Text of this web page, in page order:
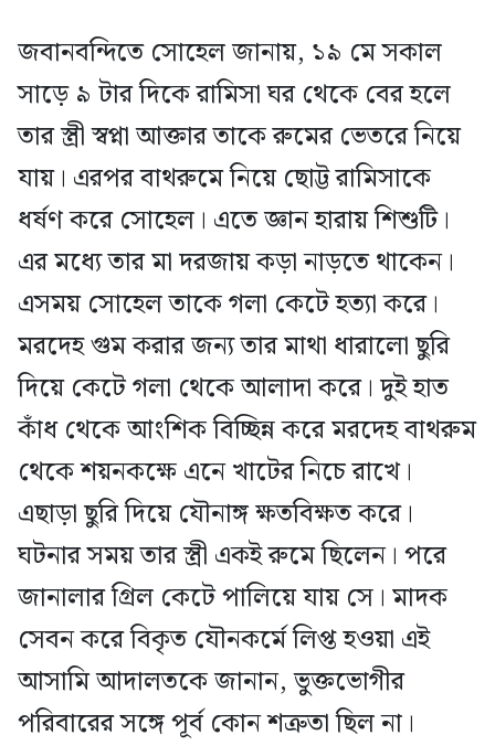
জবানবন্দিতে সোহেল জানায়, ১৯ মে সকাল
সাড়ে ৯ টার দিকে রামিসা ঘর থেকে বের হলে
তার স্ত্রী স্বপ্না আক্তার তাকে রুমের ভেতরে নিয়ে
যায়। এরপর বাথরুমে নিয়ে ছোট্ট রামিসাকে
ধর্ষণ করে সোহেল। এতে জ্ঞান হারায় শিশুটি।
এর মধ্যে তার মা দরজায় কড়া নাড়তে থাকেন।
এসময় সোহেল তাকে গলা কেটে হত্যা করে।
মরদেহ গুম করার জন্য তার মাথা ধারালো ছুরি
দিয়ে কেটে গলা থেকে আলাদা করে। দুই হাত
কাঁধ থেকে আংশিক বিচ্ছিন্ন করে মরদেহ বাথরুম
থেকে শয়নকক্ষে এনে খাটের নিচে রাখে।
এছাড়া ছুরি দিয়ে যৌনাঙ্গ ক্ষতবিক্ষত করে।
ঘটনার সময় তার স্ত্রী একই রুমে ছিলেন। পরে
জানালার গ্রিল কেটে পালিয়ে যায় সে। মাদক
সেবন করে বিকৃত যৌনকর্মে লিপ্ত হওয়া এই
আসামি আদালতকে জানান, ভুক্তভোগীর
পরিবারের সঙ্গে পূর্ব কোন শত্রুতা ছিল না।